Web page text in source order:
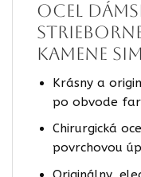
OCEL
kamene
Krásny a
po obvode
Chirurgická
povrchovou